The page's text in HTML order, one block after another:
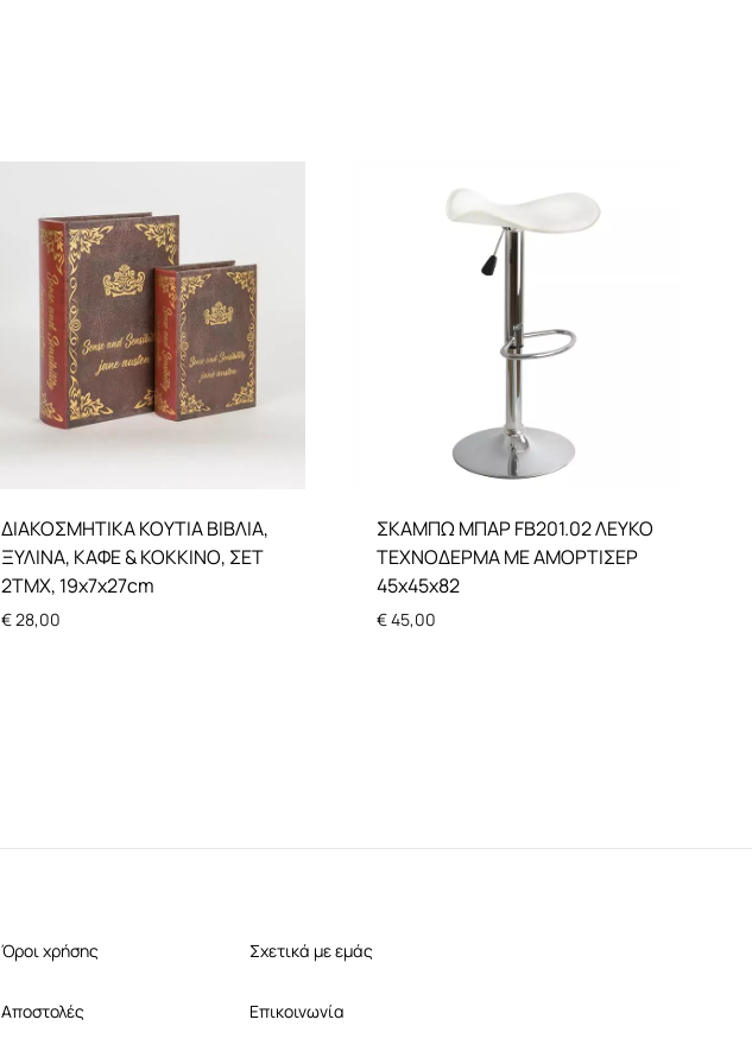
ΔΙΑΚΟΣΜΗΤΙΚΑ ΚΟΥΤΙΑ ΒΙΒΛΙΑ,
ΞΥΛΙΝΑ, ΚΑΦΕ & ΚΟΚΚΙΝΟ, ΣΕΤ
2ΤΜΧ, 19x7x27cm
€28,00
ΣΚΑΜΠΩ ΜΠΑΡ FB201.02 ΛΕΥΚΟ
ΤΕΧΝΟΔΕΡΜΑ ΜΕ ΑΜΟΡΤΙΣΕΡ
45χ45χ82
€45,00
Όροι χρήσης
Αποστολές
Σχετικά με εμάς
Επικοινωνία